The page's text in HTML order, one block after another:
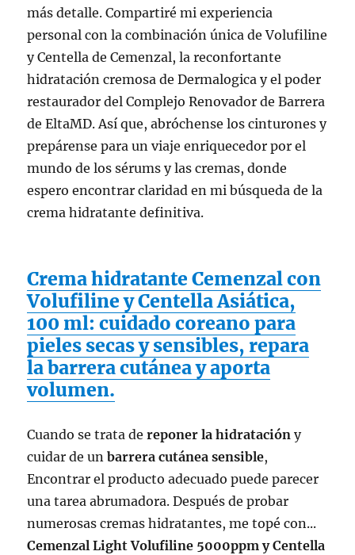
más detalle. Compartiré mi experiencia
personal con la combinación única de Volufiline
y Centella de Cemenzal, la reconfortante
hidratación cremosa de Dermalogica y el poder
restaurador del Complejo Renovador de Barrera
de EltaMD. Así que, abróchense los cinturones y
prepárense para un viaje enriquecedor por el
mundo de los sérums y las cremas, donde
espero encontrar claridad en mi búsqueda de la
crema hidratante definitiva.
Crema hidratante Cemenzal con
Volufiline y Centella Asiática,
100 ml: cuidado coreano para
pieles secas y sensibles, repara
la barrera cutánea y aporta
volumen.
Cuando se trata dereponer la hidratación y
cuidar de unbarrera cutánea sensible,
Encontrar el producto adecuado puede parecer
una tarea abrumadora. Después de probar
numerosas cremas hidratantes, me topé con...
Cemenzal Light Volufiline 5000ppm y Centella